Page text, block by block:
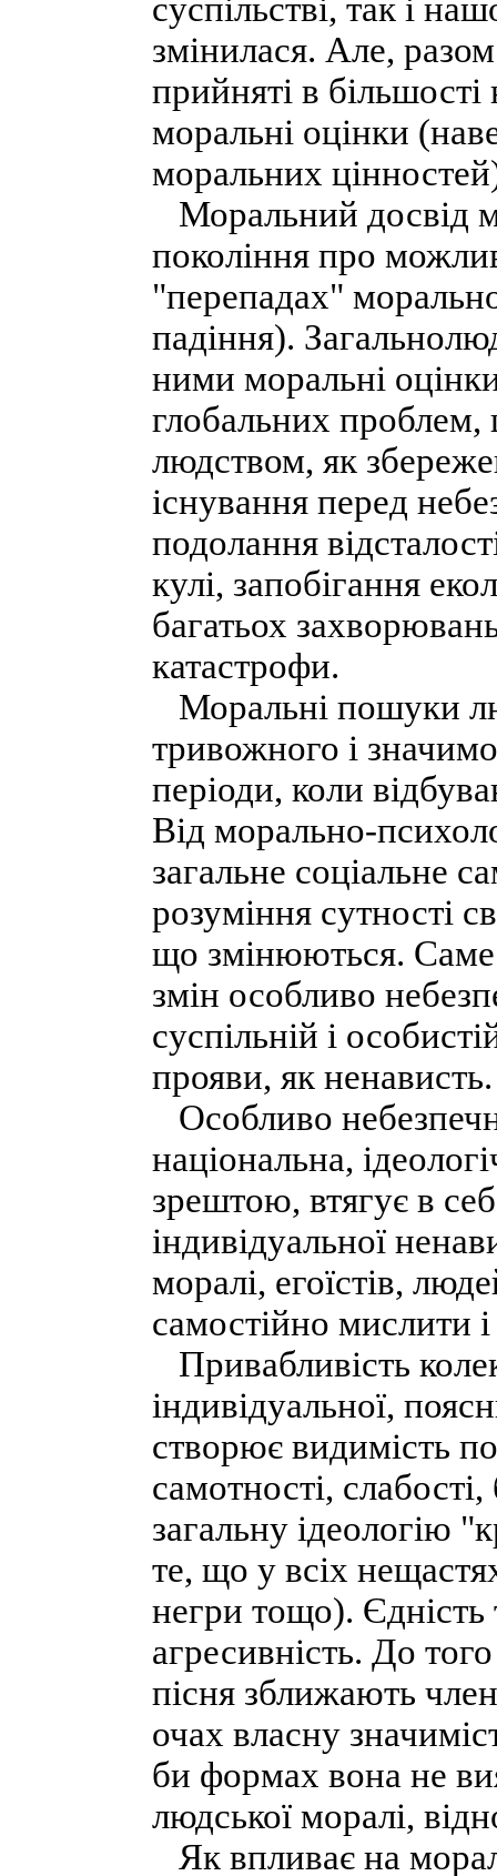
суспільстві, так і
змінилася. Але,
прийняті в більшості
моральні оцінки
моральних
Моральний досвід
покоління про
"перепадах"
падіння).
ними моральні
глобальних проблем,
людством, як
існування перед
подолання
кулі, запобігання
багатьох
катастрофи.
Моральні пошуки
тривожного і
періоди, коли
Від морально-
загальне соціальне
розуміння сутності
що змінюються. Саме
змін особливо
суспільній і
прояви, як ненависть.
Особливо
національна,
зрештою, втягує в
індивідуальної
моралі, егоїстів,
самостійно мислити
Привабливість
індивідуальної,
створює видимість
самотності,
загальну ідеологію
те, що у всіх
негри тощо). Єдність
агресивність. До
пісня зближають
очах власну
би формах вона не
людської моралі,
Як впливає на